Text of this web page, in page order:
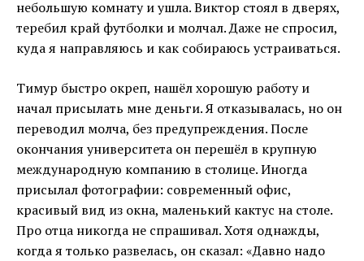
небольшую комнату и ушла. Виктор стоял в дверях,
теребил край футболки и молчал. Даже не спросил,
куда я направляюсь и как собираюсь устраиваться.
Тимур быстро окреп, нашёл хорошую работу и
начал присылать мне деньги. Я отказывалась, но он
переводил молча, без предупреждения. После
окончания университета он перешёл в крупную
международную компанию в столице. Иногда
присылал фотографии: современный офис,
красивый вид из окна, маленький кактус на столе.
Про отца никогда не спрашивал. Хотя однажды,
когда я только развелась, он сказал: «Давно надо